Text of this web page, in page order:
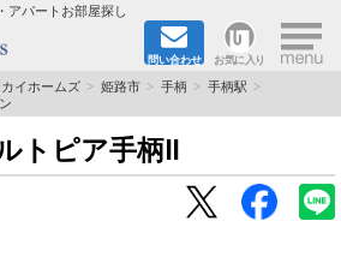
アパートお部屋探し
問い合わせ お気に入り ×
イホームズ 姫路市 手柄
手柄駅
トピア手柄Ⅱ